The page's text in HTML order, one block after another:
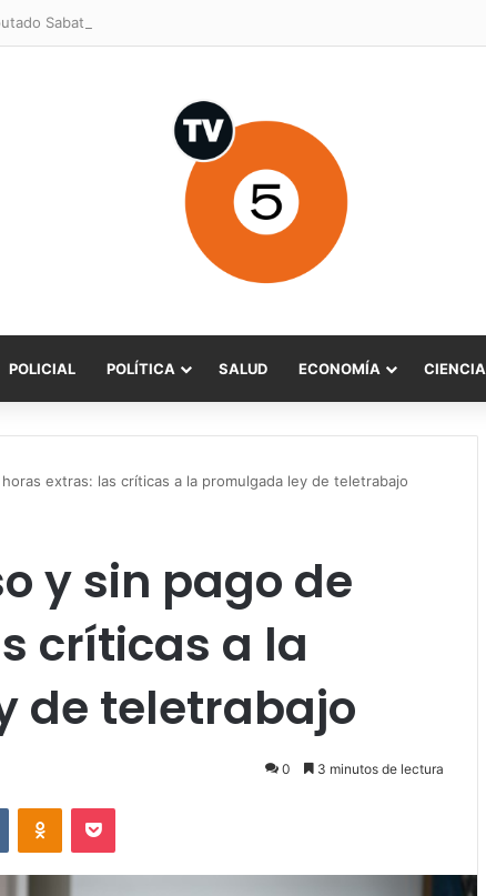
POLICIAL POLÍTICA SALUD ECONOMÍA CIENCIA
extras: las críticas a la promulgada ley de teletrabajo
y sin pago de
críticas a la
de teletrabajo
0 3 minutos de lectura
VKontakteOdnoklassniki
Pocket